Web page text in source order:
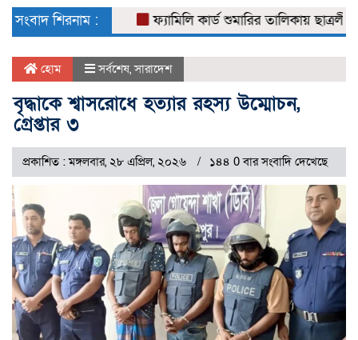
সংবাদ শিরনাম :
ফ্যামিলি কার্ড শুমারির তালিকায় ছাত্রলীগ নেতা
হোম সর্বশেষ,সারাদেশ
বৃদ্ধাকে শ্বাসরোধে হত্যার রহস্য উম্মোচন,
গ্রেপ্তার ৩
প্রকাশিত : মঙ্গলবার, ২৮ এপ্রিল, ২০২৬ ১৪৪ 0 বার সংবাদি দেখেছে